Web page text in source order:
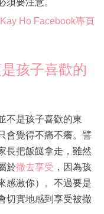
要注意。
Ho Facebook專頁
孩子喜歡的
不是孩子喜歡的東
會覺得不痛不癢。譬
長把飯餸拿走，雖然
於撤去享受 ，因為孩
感激你）。不過要是
切實地感到享受被撤